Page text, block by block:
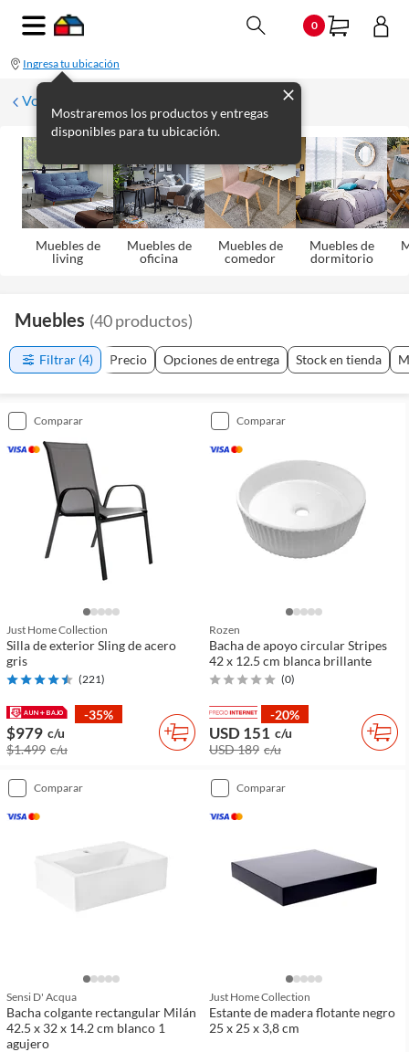
0
Ingresa tu ubicación
Mostraremos los productos y entregas
disponibles para tu ubicación.
Volver
Muebles de
living
Muebles de
oficina
Muebles de
comedor
Muebles de
dormitorio
Muebles (40productos)
Filtrar (4) Precio Opciones de entrega Stock en tienda
comparar
Just Home Collection
Silla de exterior Sling de acero
gris
(221)
-35%
$979 c/u
$1.499 c/u
comparar
Rozen
Bacha de apoyo circular Stripes
42 x 12.5 cm blanca brillante
(0)
-20%
USD 151 c/u
USD 189 c/u
comparar
Sensi D' Acqua
Bacha colgante rectangular Milán
42.5 x 32 x 14.2 cm blanco 1
agujero
comparar
Just Home Collection
Estante de madera flotante negro
25 x 25 x 3,8 cm